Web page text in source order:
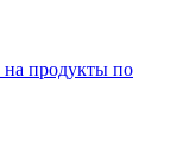
на продукты по